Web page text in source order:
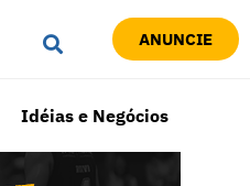
ANUNCIE
Idéias e Negócios